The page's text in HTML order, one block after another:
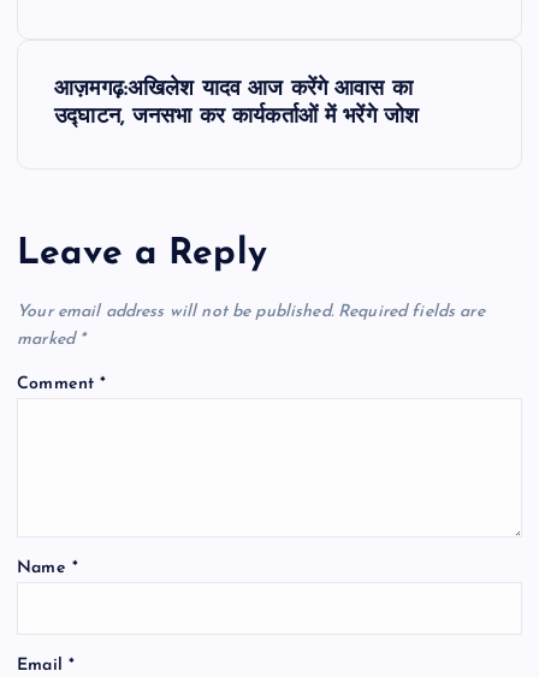
a
v
i
i
o
आज़मगढ़:अखिलेश यादव आज करेंगे आवास का
उद्घाटन, जनसभा कर कार्यकर्ताओं में भरेंगे जोश
Leave a Reply
Your email address will not be published. Required fields are
marked *
Comment*
Name *
Email *